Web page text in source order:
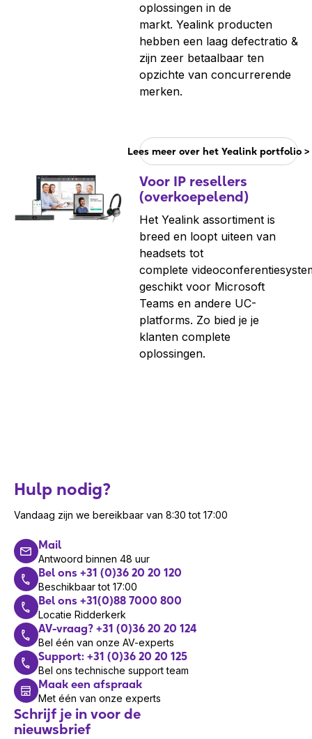
oplossingen in de
markt. Yealink producten
hebben een laag defectratio &
zijn zeer betaalbaar ten
opzichte van concurrerende
merken.
Lees meer over het Yealink portfolio >
Voor IP resellers
(overkoepelend)
Het Yealink assortiment is
breed en loopt uiteen van
headsets tot
complete
geschikt voor Microsoft
Teams en andere UC-
platforms. Zo bied je je
klanten complete
oplossingen.
Hulp nodig?
Vandaag zijn we bereikbaar van 8:30 tot 17:00
Mail
Antwoord binnen 48 uur
Bel ons +31 (0)36 20 20 120
Beschikbaar tot 17:00
Bel ons +31(0)88 7000 800
Locatie Ridderkerk
AV-vraag? +31 (0)36 20 20 124
Bel één van onze AV-experts
Support: +31 (0)36 20 20 125
Bel ons technische support team
Maak een afspraak
Met één van onze experts
Schrijf je in voor de
nieuwsbrief